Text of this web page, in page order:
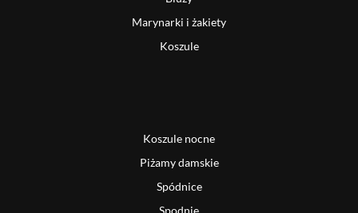
Marynarki i żakiety
Koszule
Koszule nocne
Piżamy damskie
Spódnice